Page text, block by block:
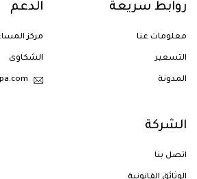
روابط سريعة
معلومات عنا
التسعير
المدونة
الدعم
مركز
الشكاوى
الشركة
اتصل بنا